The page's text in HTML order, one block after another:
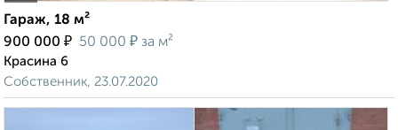
Гараж, 18 м²
900 000 ₽ 50 000 ₽ за м²
Красина 6
Собственник, 23.07.2020